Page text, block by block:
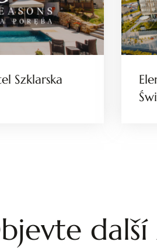
Szklarska